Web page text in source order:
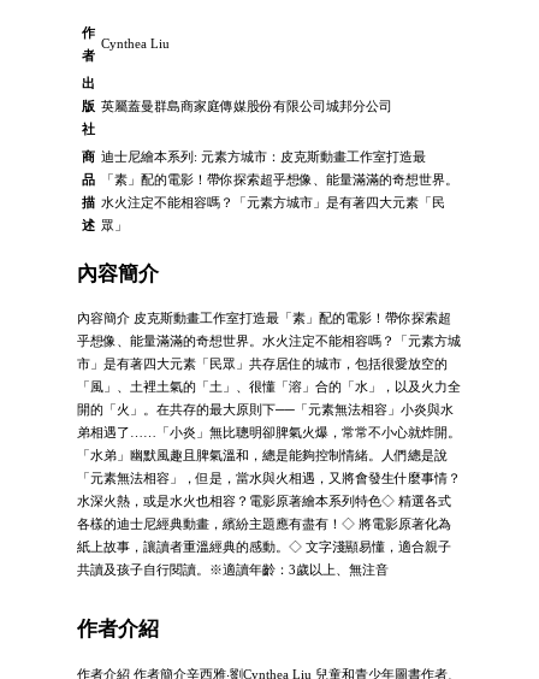
作
者
Cynthea Liu
出
版
社
英屬蓋曼群島商家庭傳媒股份有限公司城邦分公司
商
品
描
述
迪士尼繪本系列: 元素方城市：皮克斯動畫工作室打造最
「素」配的電影！帶你探索超乎想像、能量滿滿的奇想世界。
水火注定不能相容嗎？「元素方城市」是有著四大元素「民
眾」
內容簡介
內容簡介 皮克斯動畫工作室打造最「素」配的電影！帶你探索超
乎想像、能量滿滿的奇想世界。水火注定不能相容嗎？「元素方城
市」是有著四大元素「民眾」共存居住的城市，包括很愛放空的
「風」、土裡土氣的「土」、很懂「溶」合的「水」，以及火力全
開的「火」。在共存的最大原則下──「元素無法相容」小炎與水
弟相遇了……「小炎」無比聰明卻脾氣火爆，常常不小心就炸開。
「水弟」幽默風趣且脾氣溫和，總是能夠控制情緒。人們總是說
「元素無法相容」，但是，當水與火相遇，又將會發生什麼事情？
水深火熱，或是水火也相容？電影原著繪本系列特色◇ 精選各式
各樣的迪士尼經典動畫，繽紛主題應有盡有！◇ 將電影原著化為
紙上故事，讓讀者重溫經典的感動。◇ 文字淺顯易懂，適合親子
共讀及孩子自行閱讀。※適讀年齡：3歲以上、無注音
作者介紹
作者介紹 作者簡介辛西雅‧劉Cynthea Liu 兒童和青少年圖書作者、